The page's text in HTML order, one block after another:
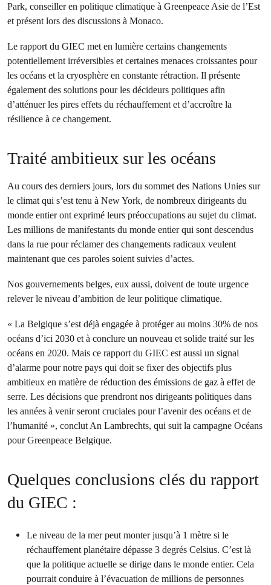
Park, conseiller en politique climatique à Greenpeace Asie de l’Est
et présent lors des discussions à Monaco.
Le rapport du GIEC met en lumière certains changements
potentiellement irréversibles et certaines menaces croissantes pour
les océans et la cryosphère en constante rétraction. Il présente
également des solutions pour les décideurs politiques afin
d’atténuer les pires effets du réchauffement et d’accroître la
résilience à ce changement.
Traité ambitieux sur les océans
Au cours des derniers jours, lors du sommet des Nations Unies sur
le climat qui s’est tenu à New York, de nombreux dirigeants du
monde entier ont exprimé leurs préoccupations au sujet du climat.
Les millions de manifestants du monde entier qui sont descendus
dans la rue pour réclamer des changements radicaux veulent
maintenant que ces paroles soient suivies d’actes.
Nos gouvernements belges, eux aussi, doivent de toute urgence
relever le niveau d’ambition de leur politique climatique.
« La Belgique s’est déjà engagée à protéger au moins 30% de nos
océans d’ici 2030 et à conclure un nouveau et solide traité sur les
océans en 2020. Mais ce rapport du GIEC est aussi un signal
d’alarme pour notre pays qui doit se fixer des objectifs plus
ambitieux en matière de réduction des émissions de gaz à effet de
serre. Les décisions que prendront nos dirigeants politiques dans
les années à venir seront cruciales pour l’avenir des océans et de
l’humanité », conclut An Lambrechts, qui suit la campagne Océans
pour Greenpeace Belgique.
Quelques conclusions clés du rapport
du GIEC :
Le niveau de la mer peut monter jusqu’à 1 mètre si le
réchauffement planétaire dépasse 3 degrés Celsius. C’est là
que la politique actuelle se dirige dans le monde entier. Cela
pourrait conduire à l’évacuation de millions de personnes